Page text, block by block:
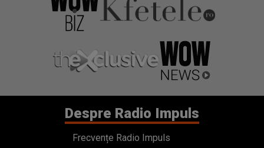
Despre Radio Impuls
Frecvențe Radio Impuls